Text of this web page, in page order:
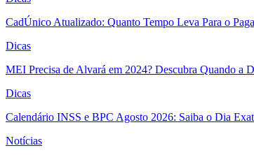
CadÚnico Atualizado: Quanto Tempo Leva Para o
Dicas
MEI Precisa de Alvará em 2024? Descubra Quando a
Dicas
Calendário INSS e BPC Agosto 2026: Saiba o Dia
Notícias